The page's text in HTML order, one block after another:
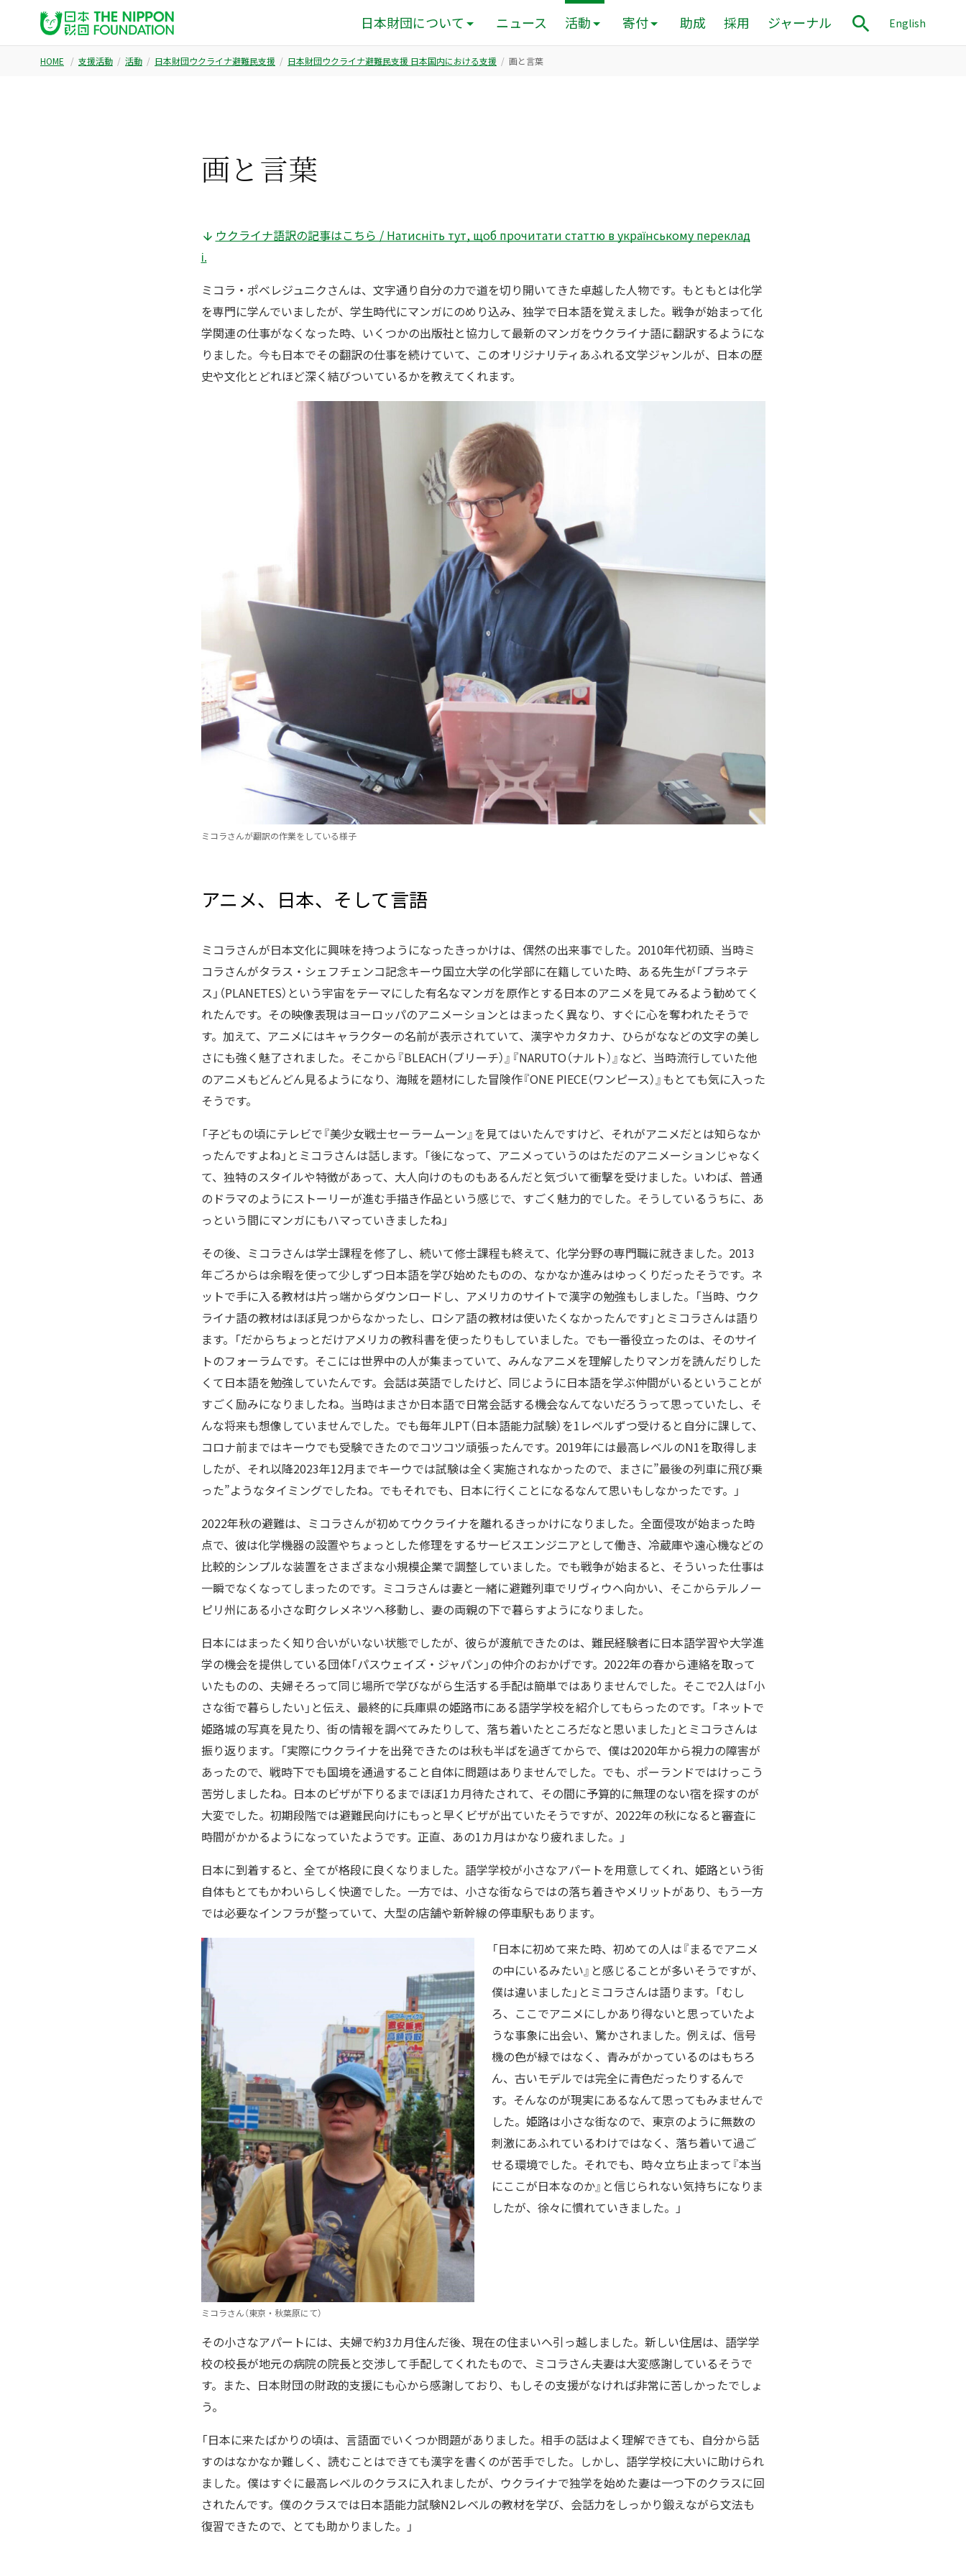
日本財団について ニュース 活動 寄付 助成 採用 ジャーナル English
HOME 支援活動 活動 日本財団ウクライナ避難民支援 日本財団ウクライナ避難民支援 日本国内における支援 画と言葉
画と言葉
ウクライナ語訳の記事はこちら / Натисніть тут, щоб прочитати статтю в українському переклад
і.
ミコラ・ポベレジュニクさんは、文字通り自分の力で道を切り開いてきた卓越した人物です。もともとは化学
を専門に学んでいましたが、学生時代にマンガにのめり込み、独学で日本語を覚えました。戦争が始まって化
学関連の仕事がなくなった時、いくつかの出版社と協力して最新のマンガをウクライナ語に翻訳するようにな
りました。今も日本でその翻訳の仕事を続けていて、このオリジナリティあふれる文学ジャンルが、日本の歴
史や文化とどれほど深く結びついているかを教えてくれます。
ミコラさんが翻訳の作業をしている様子
アニメ、日本、そして言語
ミコラさんが日本文化に興味を持つようになったきっかけは、偶然の出来事でした。2010年代初頭、当時ミ
コラさんがタラス・シェフチェンコ記念キーウ国立大学の化学部に在籍していた時、ある先生が「プラネテ
ス」（PLANETES）という宇宙をテーマにした有名なマンガを原作とする日本のアニメを見てみるよう勧めてく
れたんです。その映像表現はヨーロッパのアニメーションとはまったく異なり、すぐに心を奪われたそうで
す。加えて、アニメにはキャラクターの名前が表示されていて、漢字やカタカナ、ひらがななどの文字の美し
さにも強く魅了されました。そこから『BLEACH（ブリーチ）』『NARUTO（ナルト）』など、当時流行していた他
のアニメもどんどん見るようになり、海賊を題材にした冒険作『ONE PIECE（ワンピース）』もとても気に入った
そうです。
「子どもの頃にテレビで『美少女戦士セーラームーン』を見てはいたんですけど、それがアニメだとは知らなか
ったんですよね」とミコラさんは話します。「後になって、アニメっていうのはただのアニメーションじゃなく
て、独特のスタイルや特徴があって、大人向けのものもあるんだと気づいて衝撃を受けました。いわば、普通
のドラマのようにストーリーが進む手描き作品という感じで、すごく魅力的でした。そうしているうちに、あ
っという間にマンガにもハマっていきましたね」
その後、ミコラさんは学士課程を修了し、続いて修士課程も終えて、化学分野の専門職に就きました。2013
年ごろからは余暇を使って少しずつ日本語を学び始めたものの、なかなか進みはゆっくりだったそうです。ネ
ットで手に入る教材は片っ端からダウンロードし、アメリカのサイトで漢字の勉強もしました。「当時、ウク
ライナ語の教材はほぼ見つからなかったし、ロシア語の教材は使いたくなかったんです」とミコラさんは語り
ます。「だからちょっとだけアメリカの教科書を使ったりもしていました。でも一番役立ったのは、そのサイ
トのフォーラムです。そこには世界中の人が集まっていて、みんなアニメを理解したりマンガを読んだりした
くて日本語を勉強していたんです。会話は英語でしたけど、同じように日本語を学ぶ仲間がいるということが
すごく励みになりましたね。当時はまさか日本語で日常会話する機会なんてないだろうって思っていたし、そ
んな将来も想像していませんでした。でも毎年JLPT（日本語能力試験）を1レベルずつ受けると自分に課して、
コロナ前まではキーウでも受験できたのでコツコツ頑張ったんです。2019年には最高レベルのN1を取得しま
したが、それ以降2023年12月までキーウでは試験は全く実施されなかったので、まさに”最後の列車に飛び乗
った”ようなタイミングでしたね。でもそれでも、日本に行くことになるなんて思いもしなかったです。」
2022年秋の避難は、ミコラさんが初めてウクライナを離れるきっかけになりました。全面侵攻が始まった時
点で、彼は化学機器の設置やちょっとした修理をするサービスエンジニアとして働き、冷蔵庫や遠心機などの
比較的シンプルな装置をさまざまな小規模企業で調整していました。でも戦争が始まると、そういった仕事は
一瞬でなくなってしまったのです。ミコラさんは妻と一緒に避難列車でリヴィウへ向かい、そこからテルノー
ピリ州にある小さな町クレメネツへ移動し、妻の両親の下で暮らすようになりました。
日本にはまったく知り合いがいない状態でしたが、彼らが渡航できたのは、難民経験者に日本語学習や大学進
学の機会を提供している団体「パスウェイズ・ジャパン」の仲介のおかげです。2022年の春から連絡を取って
いたものの、夫婦そろって同じ場所で学びながら生活する手配は簡単ではありませんでした。そこで2人は「小
さな街で暮らしたい」と伝え、最終的に兵庫県の姫路市にある語学学校を紹介してもらったのです。「ネットで
姫路城の写真を見たり、街の情報を調べてみたりして、落ち着いたところだなと思いました」とミコラさんは
振り返ります。「実際にウクライナを出発できたのは秋も半ばを過ぎてからで、僕は2020年から視力の障害が
あったので、戦時下でも国境を通過すること自体に問題はありませんでした。でも、ポーランドではけっこう
苦労しましたね。日本のビザが下りるまでほぼ1カ月待たされて、その間に予算的に無理のない宿を探すのが
大変でした。初期段階では避難民向けにもっと早くビザが出ていたそうですが、2022年の秋になると審査に
時間がかかるようになっていたようです。正直、あの1カ月はかなり疲れました。」
日本に到着すると、全てが格段に良くなりました。語学学校が小さなアパートを用意してくれ、姫路という街
自体もとてもかわいらしく快適でした。一方では、小さな街ならではの落ち着きやメリットがあり、もう一方
では必要なインフラが整っていて、大型の店舗や新幹線の停車駅もあります。
ミコラさん（東京・秋葉原にて）
「日本に初めて来た時、初めての人は『まるでアニメ
の中にいるみたい』と感じることが多いそうですが、
僕は違いました」とミコラさんは語ります。「むし
ろ、ここでアニメにしかあり得ないと思っていたよ
うな事象に出会い、驚かされました。例えば、信号
機の色が緑ではなく、青みがかっているのはもちろ
ん、古いモデルでは完全に青色だったりするんで
す。そんなのが現実にあるなんて思ってもみませんで
した。姫路は小さな街なので、東京のように無数の
刺激にあふれているわけではなく、落ち着いて過ご
せる環境でした。それでも、時々立ち止まって『本当
にここが日本なのか』と信じられない気持ちになりま
したが、徐々に慣れていきました。」
その小さなアパートには、夫婦で約3カ月住んだ後、現在の住まいへ引っ越しました。新しい住居は、語学学
校の校長が地元の病院の院長と交渉して手配してくれたもので、ミコラさん夫妻は大変感謝しているそうで
す。また、日本財団の財政的支援にも心から感謝しており、もしその支援がなければ非常に苦しかったでしょ
う。
「日本に来たばかりの頃は、言語面でいくつか問題がありました。相手の話はよく理解できても、自分から話
すのはなかなか難しく、読むことはできても漢字を書くのが苦手でした。しかし、語学学校に大いに助けられ
ました。僕はすぐに最高レベルのクラスに入れましたが、ウクライナで独学を始めた妻は一つ下のクラスに回
されたんです。僕のクラスでは日本語能力試験N2レベルの教材を学び、会話力をしっかり鍛えながら文法も
復習できたので、とても助かりました。」